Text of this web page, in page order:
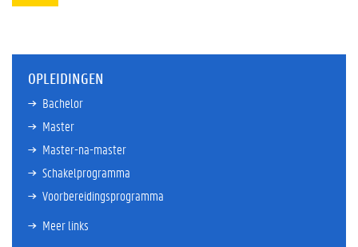
OPLEIDINGEN
Bachelor
Master
Master-na-master
Schakelprogramma
Voorbereidingsprogramma
Meer links